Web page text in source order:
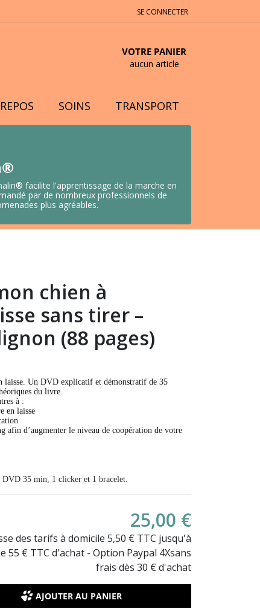
SE CONNECTER
VOTRE PANIER
aucun article
REPOS SOINS TRANSPORT
facilite l'apprentissage de la marche en
par de nombreux professionnels de
plus agréables.
chien à
sans tirer –
(88 pages)
(21 avis)
laisse. Un DVD explicatif et démonstratif de 35
du livre.
à :
en laisse
afin d’augmenter le niveau de coopération de votre
DVD 35 min, 1 clicker et 1 bracelet.
25,00 €
des tarifs à domicile 5,50 € TTC jusqu'à
55 € TTC d'achat - Option Paypal 4Xsans
frais dès 30 € d'achat
AJOUTER AU PANIER